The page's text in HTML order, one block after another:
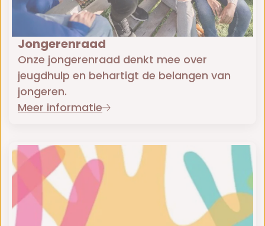
Jongerenraad
Onze jongerenraad denkt mee over
jeugdhulp en behartigt de belangen van
jongeren.
Meer informatie